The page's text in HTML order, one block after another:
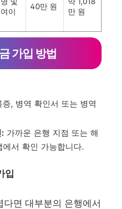
이
40만 원
만 원
가입 방법
증, 병역 확인서 또는 병역
가까운 은행 지점 또는 해
서 확인 가능합니다.
입
면 대부분의 은행에서